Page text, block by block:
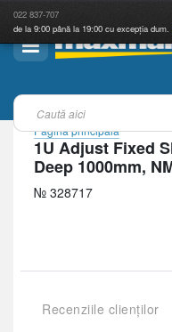
022 837-707
de la 9:00 până la 19:00 cu excepția dum.
Pagina principală
1U Adjust Fixed
Deep 1000mm,
№ 328717
Recenziile clienților